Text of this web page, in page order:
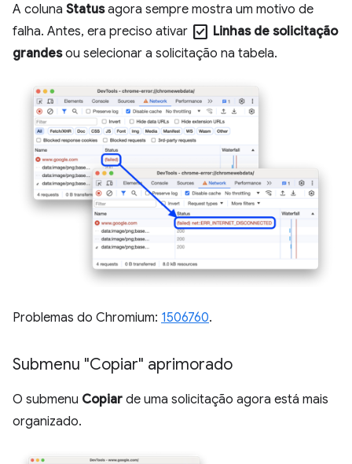
A coluna Statusagora sempre mostra um motivo de
falha. Antes, era preciso ativar check_box Linhas de solicitação
grandesou selecionar a solicitação na tabela.
Problemas do Chromium: 1506760.
Submenu "Copiar" aprimorado
O submenu Copiar de uma solicitação agora está mais
organizado.